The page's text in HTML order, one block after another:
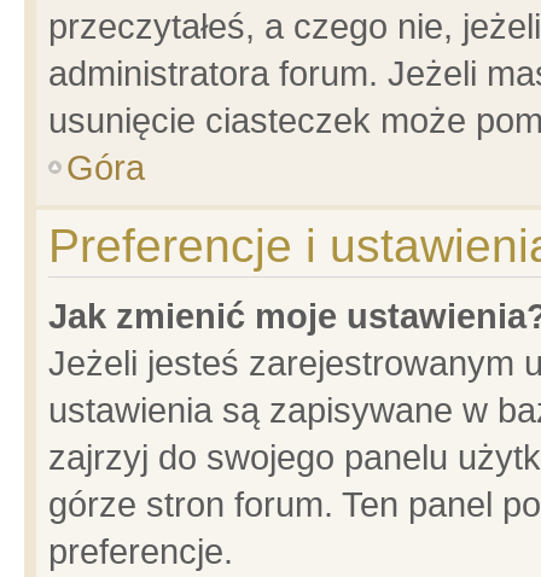
przeczytałeś, a czego nie,
administratora forum. Jeżeli
usunięcie ciasteczek może
Góra
Preferencje i
Jak zmienić moje
Jeżeli jesteś zarejestrowanym
ustawienia są zapisywane w
zajrzyj do swojego panelu
górze stron forum. Ten panel
preferencje.